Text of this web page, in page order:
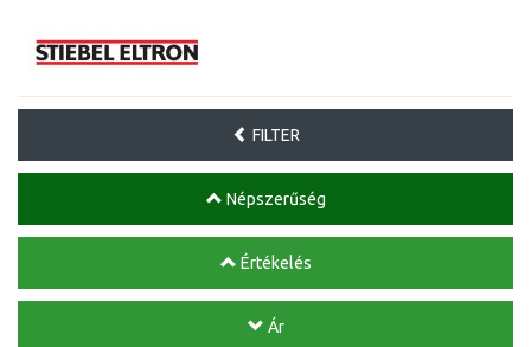
FILTER
Népszerűség
Értékelés
Ár